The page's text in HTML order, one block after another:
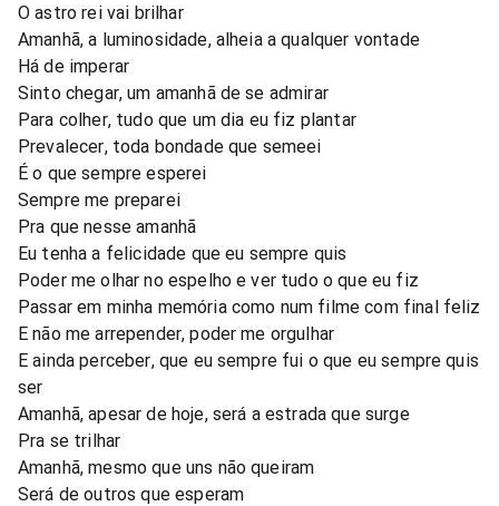
O astro rei vai brilhar
Amanhã, a luminosidade, alheia a qualquer vontade
Há de imperar
Sinto chegar, um amanhã de se admirar
Para colher, tudo que um dia eu fiz plantar
Prevalecer, toda bondade que semeei
É o que sempre esperei
Sempre me preparei
Pra que nesse amanhã
Eu tenha a felicidade que eu sempre quis
Poder me olhar no espelho e ver tudo o que eu fiz
Passar em minha memória como num filme com final feliz
E não me arrepender, poder me orgulhar
E ainda perceber, que eu sempre fui o que eu sempre quis
ser
Amanhã, apesar de hoje, será a estrada que surge
Pra se trilhar
Amanhã, mesmo que uns não queiram
Será de outros que esperam